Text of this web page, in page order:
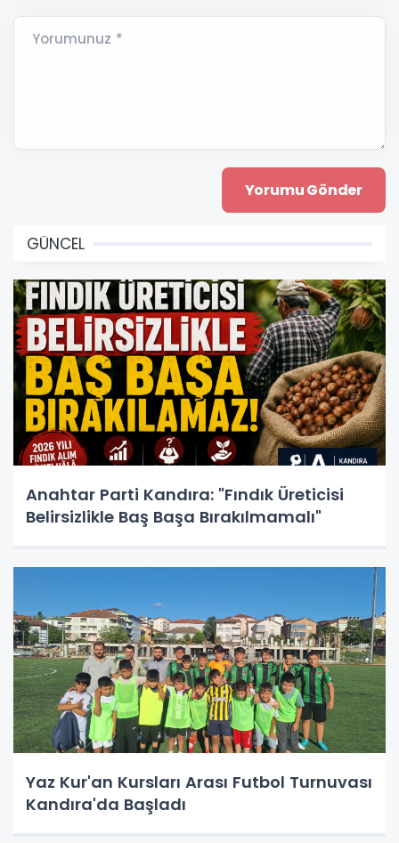
Yorumunuz *
GÜNCEL
Anahtar Parti Kandıra: "Fındık Üreticisi
Belirsizlikle Baş Başa Bırakılmamalı"
Yaz Kur'an Kursları Arası Futbol Turnuvası
Kandıra'da Başladı